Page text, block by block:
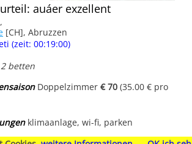
urteil: auáer exzellent
[CH], Abruzzen
(zeit: 00:19:00)
betten
Doppelzimmer€ 70 (35.00 € pro
klimaanlage, wi-fi, parken